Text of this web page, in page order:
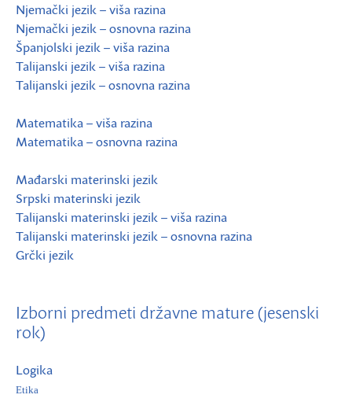
Njemački jezik – viša razina
Njemački jezik – osnovna razina
Španjolski jezik – viša razina
Talijanski jezik – viša razina
Talijanski jezik – osnovna razina
Matematika – viša razina
Matematika – osnovna razina
Mađarski materinski jezik
Srpski materinski jezik
Talijanski materinski jezik – viša razina
Talijanski materinski jezik – osnovna razina
Grčki jezik
Izborni predmeti državne mature (jesenski
rok)
Logika
Etika